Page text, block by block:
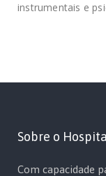
instrumentais e
Sobre o
Com capacidade